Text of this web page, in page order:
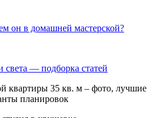
он в домашней мастерской?
света — подборка статей